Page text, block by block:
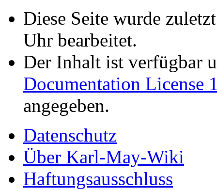
Diese Seite wurde
Uhr bearbeitet.
Der Inhalt ist verfügbar
Documentation License
angegeben.
Datenschutz
Über Karl-May-Wiki
Haftungsausschluss